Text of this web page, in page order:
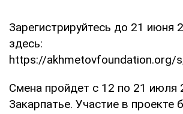
Зарегистрируйтесь до 21 июня
здесь:
https://akhmetovfoundation.org/
Смена пройдет с 12 по 21 июля
Закарпатье. Участие в проекте